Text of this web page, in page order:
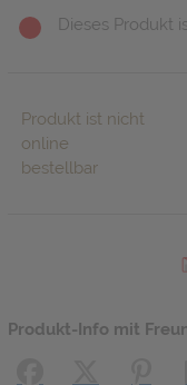
Dieses Produkt
Produkt ist nicht
online
bestellbar
Produkt-Info mit